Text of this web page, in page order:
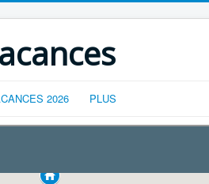
2026 PLUS